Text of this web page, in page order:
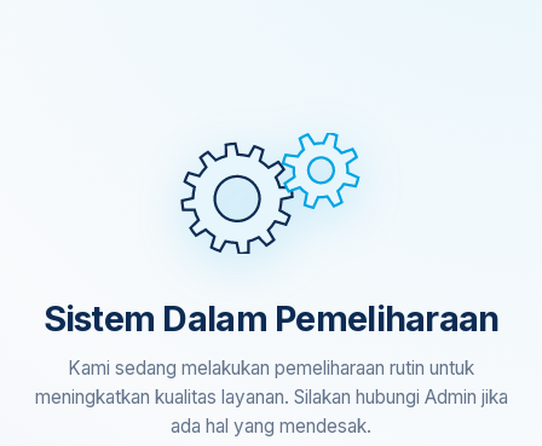
Sistem Dalam Pemeliharaan
Kami sedang melakukan pemeliharaan rutin untuk
meningkatkan kualitas layanan. Silakan hubungi Admin jika
ada hal yang mendesak.